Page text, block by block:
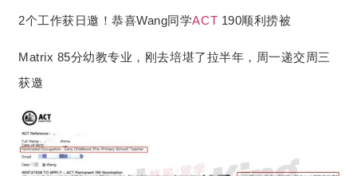
2个工作获日邀！恭喜Wang同学ACT 190顺利捞被
Matrix 85分幼教专业，刚去培堪了拉半年， 周一递交周三
获邀